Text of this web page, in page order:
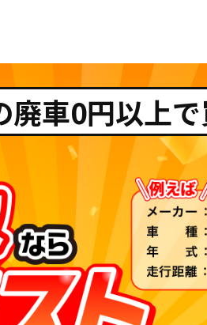
車0円以上で